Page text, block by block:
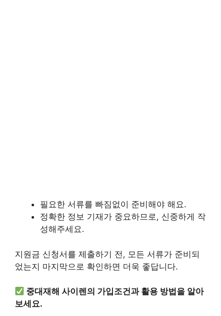
필요한 서류를 빠짐없이 준비해야 해요.
정확한 정보 기재가 중요하므로, 신중하게 작
성해주세요.
지원금 신청서를 제출하기 전, 모든 서류가 준비되
었는지 마지막으로 확인하면 더욱 좋답니다.
중대재해 사이렌의 가입조건과 활용 방법을 알아
보세요.